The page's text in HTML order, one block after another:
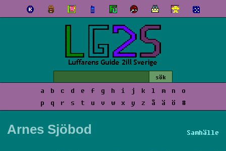
a b c d e f g h i j k l m n
o
p
q r s t u v w x y z å ä ö #
Samhälle
Arnes Sjöbod